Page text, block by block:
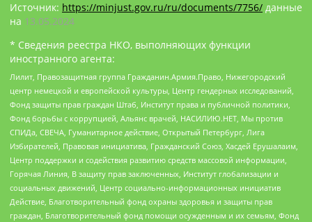
Источник: https://minjust.gov.ru/ru/documents/7756/ данные
на 13.05.2024
* Сведения реестра НКО, выполняющих функции
иностранного агента:
Лилит, Правозащитная группа Гражданин.Армия.Право, Нижегородский
центр немецкой и европейской культуры, Центр гендерных исследований,
Фонд защиты прав граждан Штаб, Институт права и публичной политики,
Фонд борьбы с коррупцией, Альянс врачей, НАСИЛИЮ.НЕТ, Мы против
СПИДа, СВЕЧА, Гуманитарное действие, Открытый Петербург, Лига
Избирателей, Правовая инициатива, Гражданский Союз, Хасдей Ерушалаим,
Центр поддержки и содействия развитию средств массовой информации,
Горячая Линия, В защиту прав заключенных, Институт глобализации и
социальных движений, Центр социально-информационных инициатив
Действие, Благотворительный фонд охраны здоровья и защиты прав
граждан, Благотворительный фонд помощи осужденным и их семьям, Фонд